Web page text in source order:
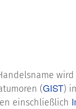
wird
(GIST)
einschließlich